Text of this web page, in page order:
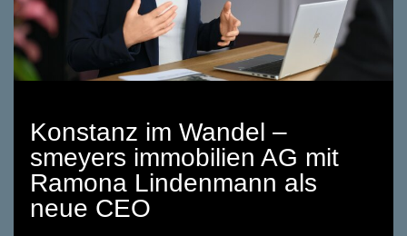
Konstanz im Wandel –
smeyers immobilien AG mit
Ramona Lindenmann als
neue CEO